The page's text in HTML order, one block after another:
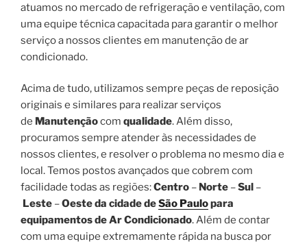
atuamos no mercado de refrigeração e ventilação, com
uma equipe técnica capacitada para garantir o melhor
serviço a nossos clientes em manutenção de ar
condicionado.
Acima de tudo, utilizamos sempre peças de reposição
originais e similares para realizar serviços
de Manutençãocom qualidade. Além disso,
procuramos sempre atender às necessidades de
nossos clientes, e resolver o problema no mesmo dia e
local. Temos postos avançados que cobrem com
facilidade todas as regiões:Centro – Norte –Sul –
Leste –Oeste da cidade deSão Paulopara
equipamentos de Ar Condicionado. Além de contar
com uma equipe extremamente rápida na busca por